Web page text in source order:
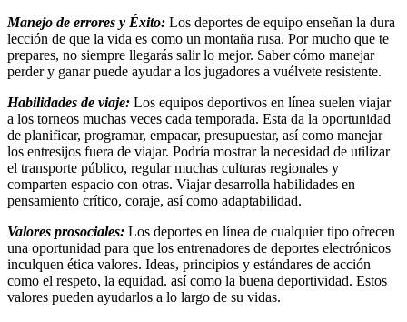
Manejo de errores y Éxito: Los deportes de equipo enseñan la dura
lección de que la vida es como un montaña rusa. Por mucho que te
prepares, no siempre llegarás salir lo mejor. Saber cómo manejar
perder y ganar puede ayudar a los jugadores a vuélvete resistente.
Habilidades de viaje: Los equipos deportivos en línea suelen viajar
a los torneos muchas veces cada temporada. Esta da la oportunidad
de planificar, programar, empacar, presupuestar, así como manejar
los entresijos fuera de viajar. Podría mostrar la necesidad de utilizar
el transporte público, regular muchas culturas regionales y
comparten espacio con otras. Viajar desarrolla habilidades en
pensamiento crítico, coraje, así como adaptabilidad.
Valores prosociales: Los deportes en línea de cualquier tipo ofrecen
una oportunidad para que los entrenadores de deportes electrónicos
inculquen ética valores. Ideas, principios y estándares de acción
como el respeto, la equidad. así como la buena deportividad. Estos
valores pueden ayudarlos a lo largo de su vidas.